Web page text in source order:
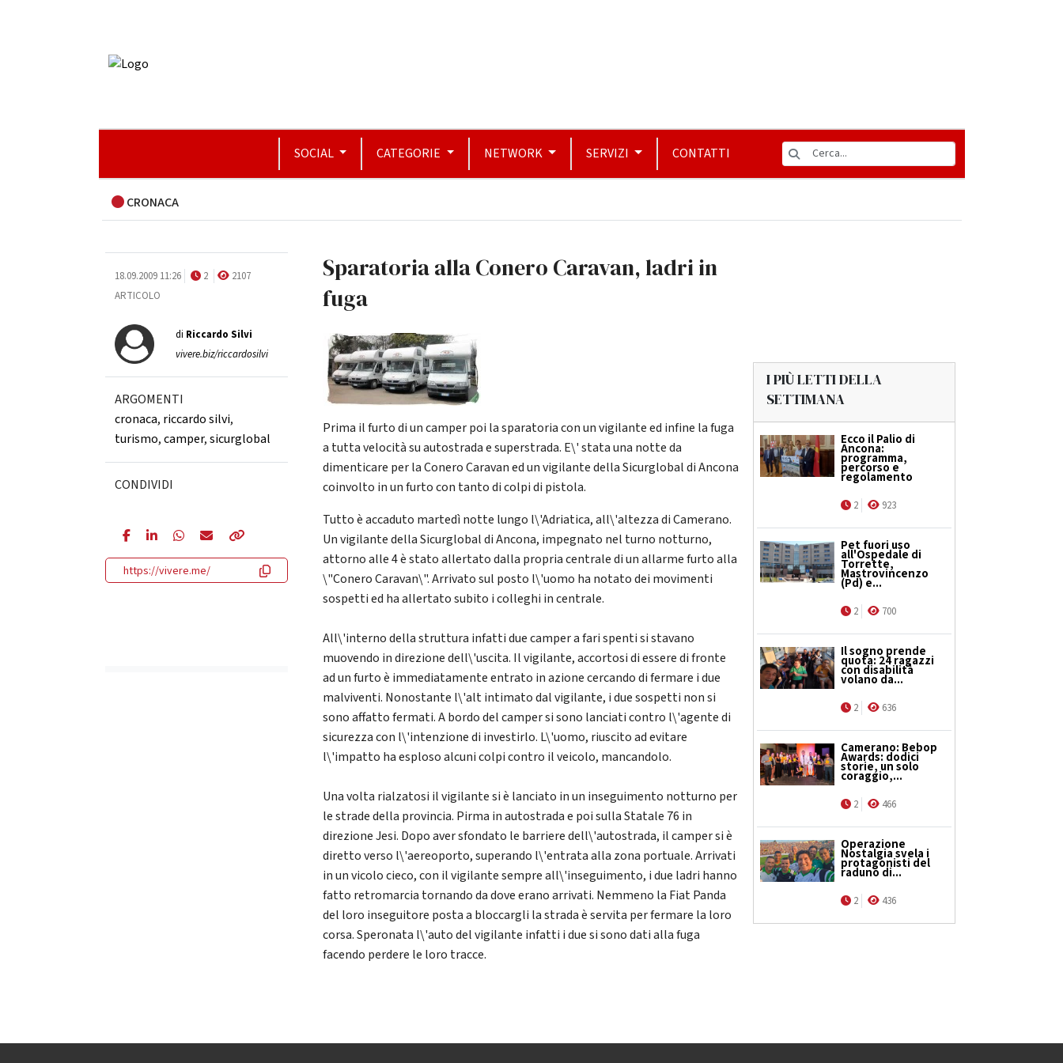
SOCIAL CATEGORIE NETWORK SERVIZI CONTATTI
CRONACA
18.09.2009 11:26 2
2107
ARTICOLO
di Riccardo Silvi
vivere.biz/riccardosilvi
ARGOMENTI
cronaca, riccardo silvi,
turismo,camper,sicurglobal
CONDIVIDI
https://vivere.me/
Sparatoria alla Conero Caravan, ladri in
fuga
Prima il furto di un camper poi la sparatoria con un vigilante ed infine la fuga
a tutta velocità su autostrada e superstrada. E\' stata una notte da
dimenticare per la Conero Caravan ed un vigilante della Sicurglobal di Ancona
coinvolto in un furto con tanto di colpi di pistola.
Tutto è accaduto martedì notte lungo l\'Adriatica, all\'altezza di Camerano.
Un vigilante della Sicurglobal di Ancona, impegnato nel turno notturno,
attorno alle 4 è stato allertato dalla propria centrale di un allarme furto alla
\"Conero Caravan\". Arrivato sul posto l\'uomo ha notato dei movimenti
sospetti ed ha allertato subito i colleghi in centrale.
All\'interno della struttura infatti due camper a fari spenti si stavano
muovendo in direzione dell\'uscita. Il vigilante, accortosi di essere di fronte
ad un furto è immediatamente entrato in azione cercando di fermare i due
malviventi. Nonostante l\'alt intimato dal vigilante, i due sospetti non si
sono affatto fermati. A bordo del camper si sono lanciati contro l\'agente di
sicurezza con l\'intenzione di investirlo. L\'uomo, riuscito ad evitare
l\'impatto ha esploso alcuni colpi contro il veicolo, mancandolo.
Una volta rialzatosi il vigilante si è lanciato in un inseguimento notturno per
le strade della provincia. Pirma in autostrada e poi sulla Statale 76 in
direzione Jesi. Dopo aver sfondato le barriere dell\'autostrada, il camper si è
diretto verso l\'aereoporto, superando l\'entrata alla zona portuale. Arrivati
in un vicolo cieco, con il vigilante sempre all\'inseguimento, i due ladri hanno
fatto retromarcia tornando da dove erano arrivati. Nemmeno la Fiat Panda
del loro inseguitore posta a bloccargli la strada è servita per fermare la loro
corsa. Speronata l\'auto del vigilante infatti i due si sono dati alla fuga
facendo perdere le loro tracce.
I PIÙ LETTI DELLA
SETTIMANA
Ecco il Palio di
Ancona:
programma,
percorso e
regolamento
2 923
Pet fuori uso
all'Ospedale di
Torrette,
Mastrovincenzo
(Pd) e...
2 700
Il sogno prende
quota: 24 ragazzi
con disabilità
volano da...
2 636
Camerano: Bebop
Awards: dodici
storie, un solo
coraggio,...
2 466
Operazione
Nostalgia svela i
protagonisti del
raduno di...
2 436